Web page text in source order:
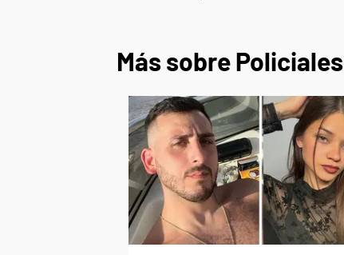
Más sobre Policiales